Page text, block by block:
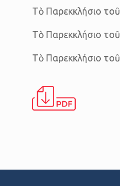
Τὸ Παρεκκλήσιο τοῦ
Τὸ Παρεκκλήσιο τοῦ
Τὸ Παρεκκλήσιο τοῦ